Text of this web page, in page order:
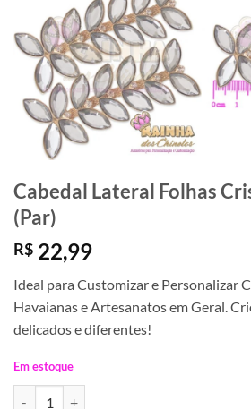
Cabedal Lateral Folhas
(Par)
R$ 22,99
Ideal para Customizar e Personalizar
Havaianas e Artesanatos em Geral.
delicados e diferentes!
Em estoque